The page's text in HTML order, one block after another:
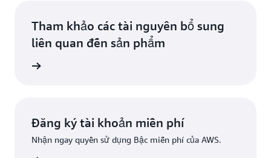
Tham khảo các tài nguyên bổ sung
liên quan đến sản phẩm
Đăng ký tài khoản miễn phí
Nhận ngay quyền sử dụng Bậc miễn phí của AWS.